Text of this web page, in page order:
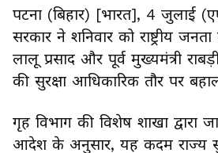
पटना (बिहार) [भारत], 4 जुलाई
सरकार ने शनिवार को राष्ट्रीय
लालू प्रसाद और पूर्व मुख्यमंत्री
की सुरक्षा आधिकारिक तौर पर
गृह विभाग की विशेष शाखा द्वारा